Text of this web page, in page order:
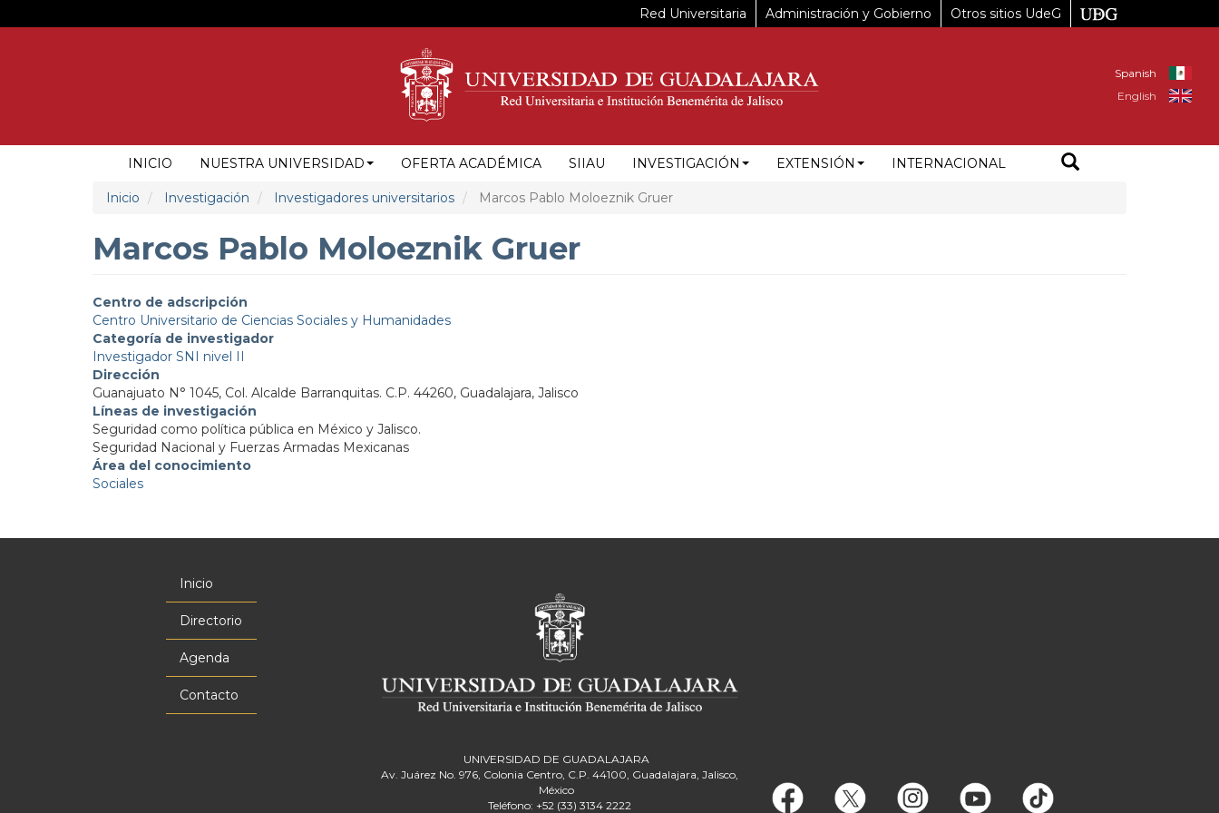
al
Red Universitaria Administración y Gobierno Otros sitios UdeG
Spanish
English
NAVEGACIÓN
PRINCIPAL
INICIO NUESTRA UNIVERSIDAD OFERTA ACADÉMICA SIIAU INVESTIGACIÓN EXTENSIÓN INTERNACIONAL
Inicio Investigación Investigadores universitarios Marcos Pablo Moloeznik Gruer
Marcos Pablo Moloeznik Gruer
Centro de adscripción
Centro Universitario de Ciencias Sociales y Humanidades
Categoría de investigador
Investigador SNI nivel II
Dirección
Guanajuato N° 1045, Col. Alcalde Barranquitas. C.P. 44260, Guadalajara, Jalisco
Líneas de investigación
Seguridad como política pública en México y Jalisco.
Seguridad Nacional y Fuerzas Armadas Mexicanas
Área del conocimiento
Sociales
principal
Inicio
Directorio
Agenda
Contacto
UNIVERSIDAD DE GUADALAJARA
Av. Juárez No. 976, Colonia Centro, C.P. 44100, Guadalajara, Jalisco,
México
Teléfono: +52 (33) 3134 2222